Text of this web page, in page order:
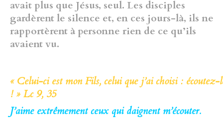
avait plus que Jésus, seul. Les disciples
gardèrent le silence et, en ces jours-là, ils ne
rapportèrent à personne rien de ce qu’ils
avaient vu.
« Celui-ci est mon Fils, celui que j’ai choisi : écoutez-
! » Lc 9, 35
J’aime extrêmementceux qui daignent m’écouter.